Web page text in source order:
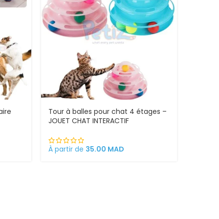
Tour à balles pour chat 4 étages –
JOUET CHAT INTERACTIF
À partir de 35.00 MAD